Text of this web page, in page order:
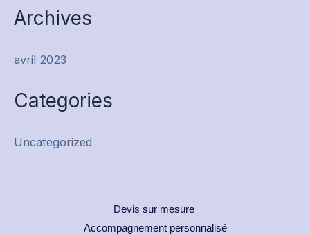
Archives
avril 2023
Categories
Uncategorized
Devis sur mesure
Accompagnement personnalisé